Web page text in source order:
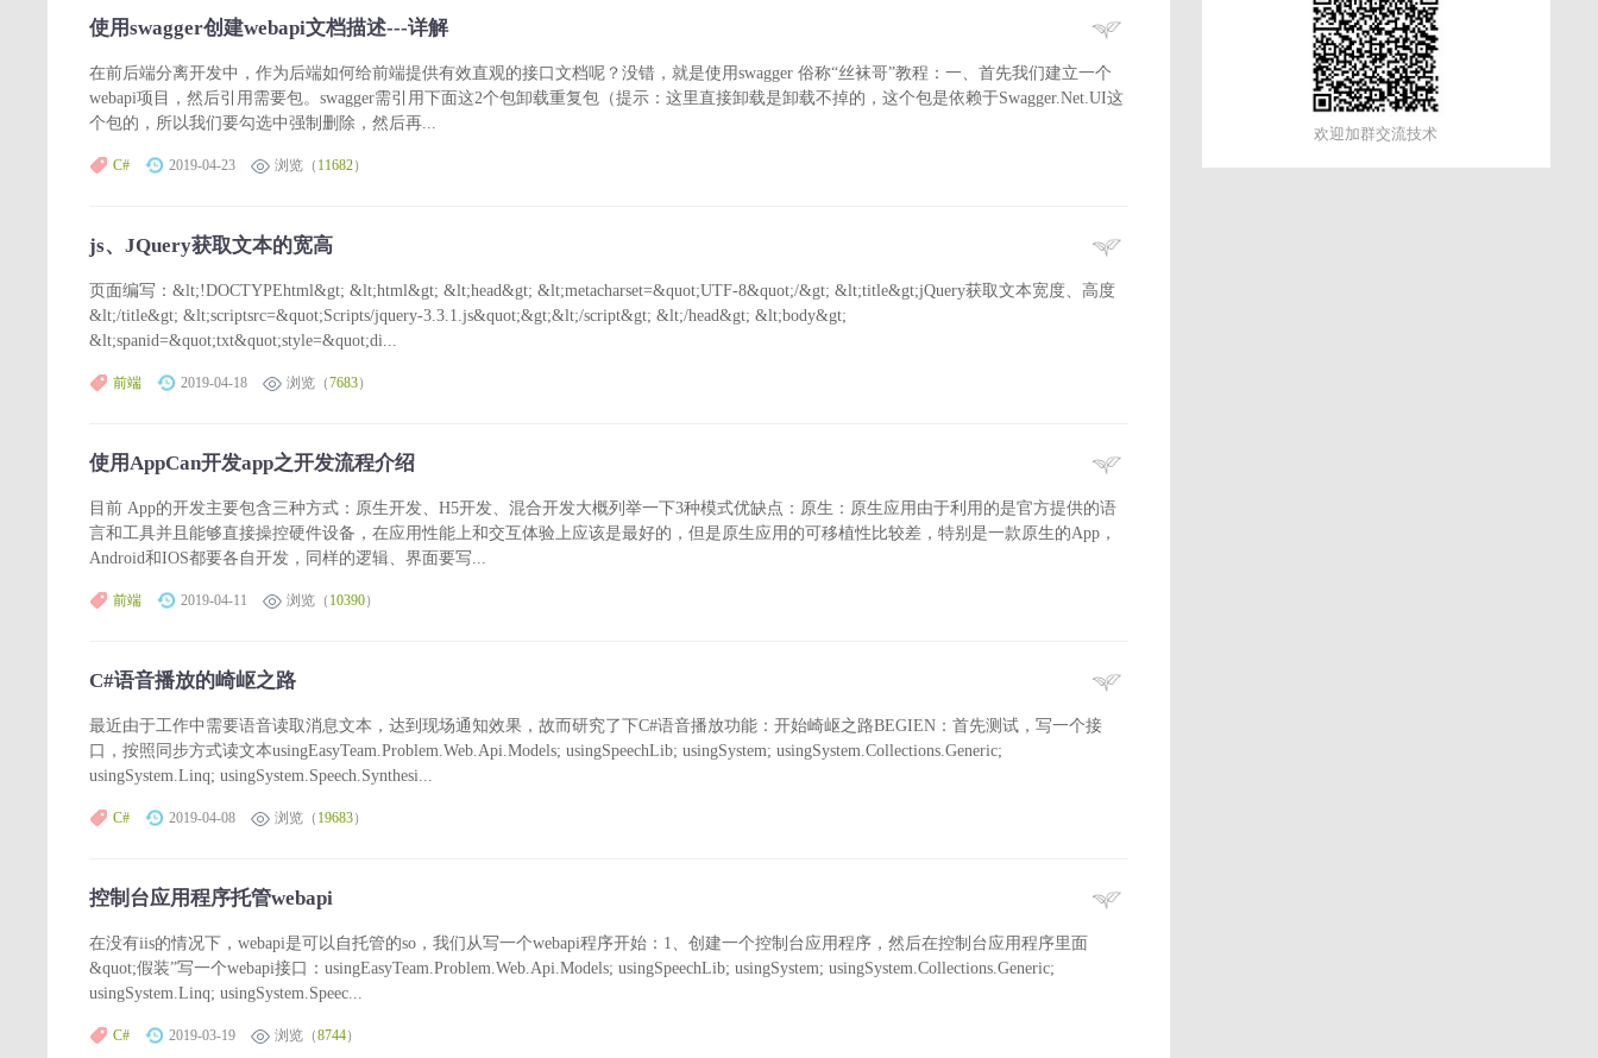
使用swagger创建webapi文档描述---详解
在前后端分离开发中，作为后端如何给前端提供有效直观的接口文档呢？没错，就是使用swagger 俗称“丝袜哥”教程：一、首先我们建立一个
webapi项目，然后引用需要包。swagger需引用下面这2个包卸载重复包（提示：这里直接卸载是卸载不掉的，这个包是依赖于Swagger.Net.UI这
个包的，所以我们要勾选中强制删除，然后再...
C# 2019-04-23 浏览（ 11682）
js、JQuery获取文本的宽高
页面编写：&lt;!DOCTYPEhtml&gt; &lt;html&gt; &lt;head&gt; &lt;metacharset=&quot;UTF-8&quot;/&gt; &lt;title&gt;jQuery获取文本宽度、高度
&lt;/title&gt; &lt;scriptsrc=&quot;Scripts/jquery-3.3.1.js&quot;&gt;&lt;/script&gt; &lt;/head&gt; &lt;body&gt;
&lt;spanid=&quot;txt&quot;style=&quot;di...
前端 2019-04-18 浏览（7683）
使用AppCan开发app之开发流程介绍
目前 App的开发主要包含三种方式：原生开发、H5开发、混合开发大概列举一下3种模式优缺点：原生：原生应用由于利用的是官方提供的语
言和工具并且能够直接操控硬件设备，在应用性能上和交互体验上应该是最好的，但是原生应用的可移植性比较差，特别是一款原生的App，
Android和IOS都要各自开发，同样的逻辑、界面要写...
前端 2019-04-11 浏览（ 10390）
C#语音播放的崎岖之路
最近由于工作中需要语音读取消息文本，达到现场通知效果，故而研究了下C#语音播放功能：开始崎岖之路BEGIEN：首先测试，写一个接
口，按照同步方式读文本usingEasyTeam.Problem.Web.Api.Models; usingSpeechLib; usingSystem; usingSystem.Collections.Generic;
usingSystem.Linq; usingSystem.Speech.Synthesi...
C# 2019-04-08 浏览（ 19683）
控制台应用程序托管webapi
在没有iis的情况下，webapi是可以自托管的so，我们从写一个webapi程序开始：1、创建一个控制台应用程序，然后在控制台应用程序里面
&quot;假装”写一个webapi接口：usingEasyTeam.Problem.Web.Api.Models; usingSpeechLib; usingSystem; usingSystem.Collections.Generic;
usingSystem.Linq; usingSystem.Speec...
C# 2019-03-19 浏览（8744）
欢迎加群交流技术